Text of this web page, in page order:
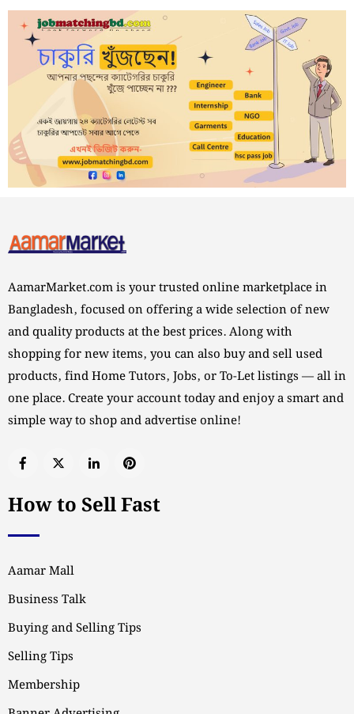
AamarMarket.com is your trusted online marketplace in
Bangladesh, focused on offering a wide selection of new
and quality products at the best prices. Along with
shopping for new items, you can also buy and sell used
products, find Home Tutors, Jobs, or To-Let listings — all in
one place. Create your account today and enjoy a smart and
simple way to shop and advertise online!
How to Sell Fast
Aamar Mall
Business Talk
Buying and Selling Tips
Selling Tips
Membership